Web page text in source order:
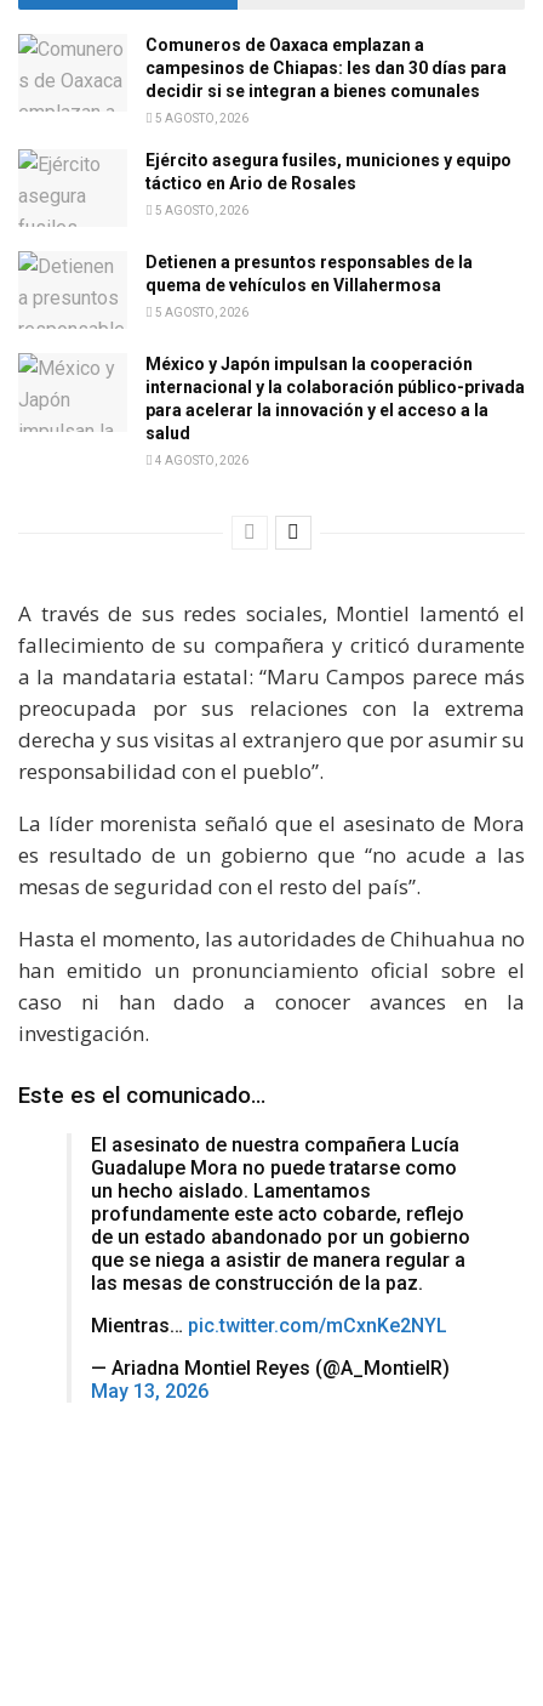
Comuneros de Oaxaca emplazan a
campesinos de Chiapas: les dan 30 días para
decidir si se integran a bienes comunales
5 AGOSTO, 2026
Ejército asegura fusiles, municiones y equipo
táctico en Ario de Rosales
5 AGOSTO, 2026
Detienen a presuntos responsables de la
quema de vehículos en Villahermosa
5 AGOSTO, 2026
México y Japón impulsan la cooperación
internacional y la colaboración público-privada
para acelerar la innovación y el acceso a la
salud
4 AGOSTO, 2026
A través de sus redes sociales, Montiel lamentó el
fallecimiento de su compañera y criticó duramente
a la mandataria estatal: “Maru Campos parece más
preocupada por sus relaciones con la extrema
derecha y sus visitas al extranjero que por asumir su
responsabilidad con el pueblo”.
La líder morenista señaló que el asesinato de Mora
es resultado de un gobierno que “no acude a las
mesas de seguridad con el resto del país”.
Hasta el momento, las autoridades de Chihuahua no
han emitido un pronunciamiento oficial sobre el
caso ni han dado a conocer avances en la
investigación.
Este es el comunicado…
El asesinato de nuestra compañera Lucía
Guadalupe Mora no puede tratarse como
un hecho aislado. Lamentamos
profundamente este acto cobarde, reflejo
de un estado abandonado por un gobierno
que se niega a asistir de manera regular a
las mesas de construcción de la paz.
Mientras… pic.twitter.com/mCxnKe2NYL
— Ariadna Montiel Reyes (@A_MontielR)
May 13, 2026